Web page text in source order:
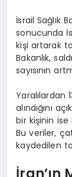
SPOR
İsrail Sağlık
sonucunda
kişi artarak
Bakanlık,
sayısının
Yaralılardan
alındığını
bir kişinin
Bu veriler,
kaydedilen